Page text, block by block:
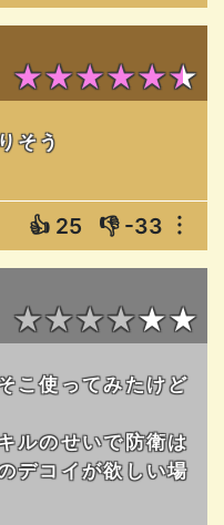
★★★★★★
そう
👍 25 👎 -33 ︙
★★★★★★
こ使ってみたけど
ルのせいで防衛は
デコイが欲しい場